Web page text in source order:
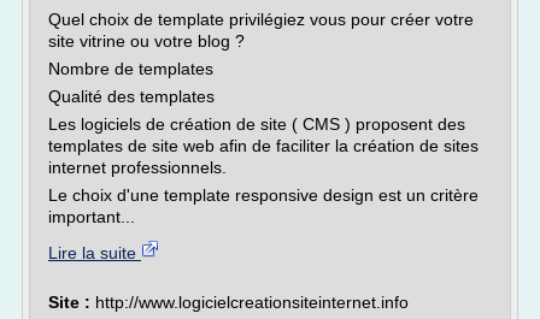
Quel choix de template privilégiez vous pour créer votre
site vitrine ou votre blog ?
Nombre de templates
Qualité des templates
Les logiciels de création de site ( CMS ) proposent des
templates de site web afin de faciliter la création de sites
internet professionnels.
Le choix d'une template responsive design est un critère
important...
Lire la suite
Site : http://www.logicielcreationsiteinternet.info